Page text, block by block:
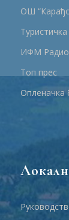
ОШ
ИФМ Радио
Топ прес
Опленачка